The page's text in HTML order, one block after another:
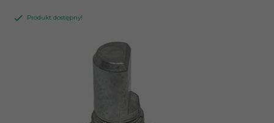
Produkt dostępny!